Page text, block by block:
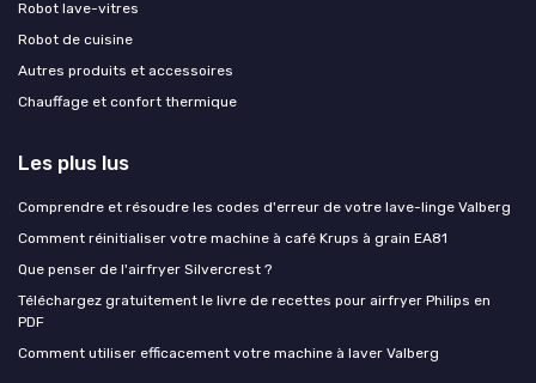
Robot lave-vitres
Robot de cuisine
Autres produits et accessoires
Chauffage et confort thermique
Les plus lus
Comprendre et résoudre les codes d'erreur de votre lave-linge Valberg
Comment réinitialiser votre machine à café Krups à grain EA81
Que penser de l'airfryer Silvercrest ?
Téléchargez gratuitement le livre de recettes pour airfryer Philips en
PDF
Comment utiliser efficacement votre machine à laver Valberg